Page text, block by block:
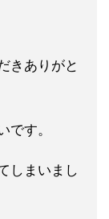
きありがと
です。
しまいまし